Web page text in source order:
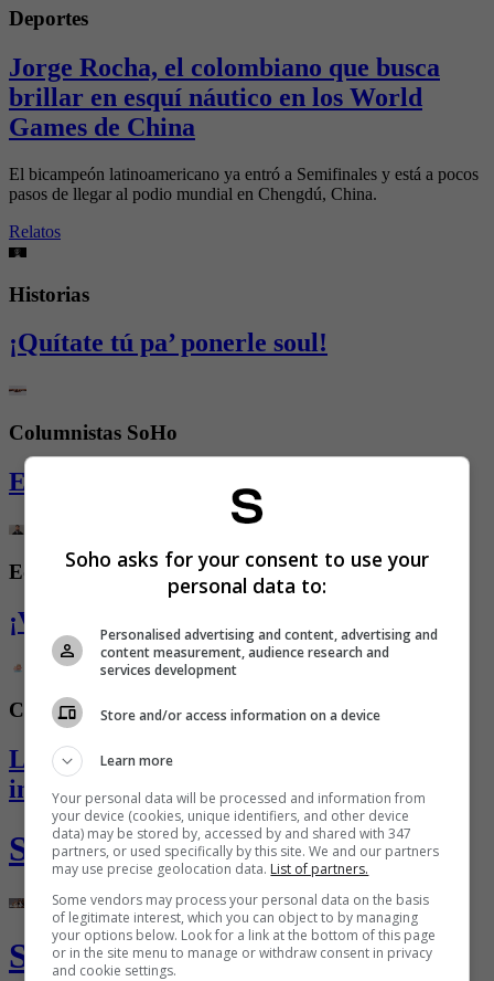
Deportes
Jorge Rocha, el colombiano que busca
brillar en esquí náutico en los World
Games de China
El bicampeón latinoamericano ya entró a Semifinales y está a pocos
pasos de llegar al podio mundial en Chengdú, China.
Relatos
Historias
¡Quítate tú pa’ ponerle soul!
Columnistas SoHo
El país más racista del mundo
Editorial
¡Volver!
Crónica
La vasectomía, ¿el salvavidas de los
infieles?
Selección SoHo
Selección SoHo
Soho asks for your consent to use your
personal data to:
Personalised advertising and content, advertising and
content measurement, audience research and
services development
Store and/or access information on a device
Learn more
Your personal data will be processed and information from
your device (cookies, unique identifiers, and other device
data) may be stored by, accessed by and shared with 347
partners, or used specifically by this site. We and our partners
may use precise geolocation data. List of partners.
Some vendors may process your personal data on the basis
of legitimate interest, which you can object to by managing
your options below. Look for a link at the bottom of this page
or in the site menu to manage or withdraw consent in privacy
and cookie settings.